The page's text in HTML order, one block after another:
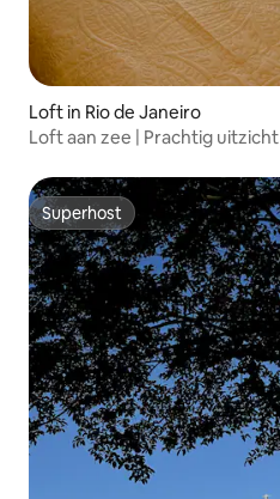
Loft in Rio de Janeiro
Loft aan zee | Prachtig uitzicht
Superhost
Superhost